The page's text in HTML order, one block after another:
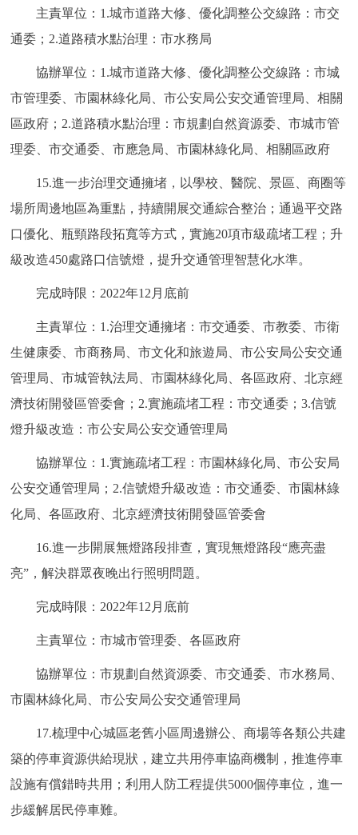
主責單位：1.城市道路大修、優化調整公交線路：市交
通委；2.道路積水點治理：市水務局
協辦單位：1.城市道路大修、優化調整公交線路：市城
市管理委、市園林綠化局、市公安局公安交通管理局、相關
區政府；2.道路積水點治理：市規劃自然資源委、市城市管
理委、市交通委、市應急局、市園林綠化局、相關區政府
15.進一步治理交通擁堵，以學校、醫院、景區、商圈等
場所周邊地區為重點，持續開展交通綜合整治；通過平交路
口優化、瓶頸路段拓寬等方式，實施20項市級疏堵工程；升
級改造450處路口信號燈，提升交通管理智慧化水準。
完成時限：2022年12月底前
主責單位：1.治理交通擁堵：市交通委、市教委、市衛
生健康委、市商務局、市文化和旅遊局、市公安局公安交通
管理局、市城管執法局、市園林綠化局、各區政府、北京經
濟技術開發區管委會；2.實施疏堵工程：市交通委；3.信號
燈升級改造：市公安局公安交通管理局
協辦單位：1.實施疏堵工程：市園林綠化局、市公安局
公安交通管理局；2.信號燈升級改造：市交通委、市園林綠
化局、各區政府、北京經濟技術開發區管委會
16.進一步開展無燈路段排查，實現無燈路段“應亮盡
亮”，解決群眾夜晚出行照明問題。
完成時限：2022年12月底前
主責單位：市城市管理委、各區政府
協辦單位：市規劃自然資源委、市交通委、市水務局、
市園林綠化局、市公安局公安交通管理局
17.梳理中心城區老舊小區周邊辦公、商場等各類公共建
築的停車資源供給現狀，建立共用停車協商機制，推進停車
設施有償錯時共用；利用人防工程提供5000個停車位，進一
步緩解居民停車難。